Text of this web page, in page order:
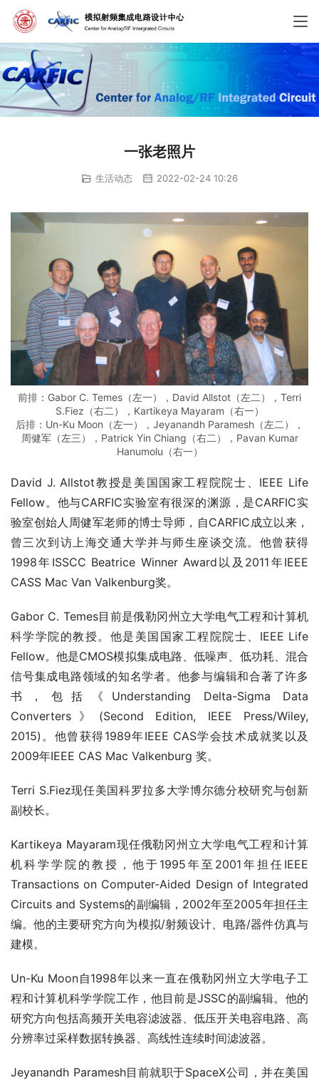
一张老照片
生活动态 2022-02-24 10:26
前排：Gabor C. Temes（左一），David Allstot（左二），Terri
S.Fiez（右二），Kartikeya Mayaram（右一）
后排：Un-Ku Moon（左一），Jeyanandh Paramesh（左二），
周健军（左三），Patrick Yin Chiang（右二），Pavan Kumar
Hanumolu（右一）
David J. Allstot教授是美国国家工程院院士、IEEE Life
Fellow。他与CARFIC实验室有很深的渊源，是CARFIC实
验室创始人周健军老师的博士导师，自CARFIC成立以来，
曾三次到访上海交通大学并与师生座谈交流。他曾获得
1998年ISSCC Beatrice Winner Award以及2011年IEEE
CASS Mac Van Valkenburg奖。
Gabor C. Temes目前是俄勒冈州立大学电气工程和计算机
科学学院的教授。他是美国国家工程院院士、IEEE Life
Fellow。他是CMOS模拟集成电路、低噪声、低功耗、混合
信号集成电路领域的知名学者。他参与编辑和合著了许多
书，包括《Understanding Delta-Sigma Data
Converters》(Second Edition, IEEE Press/Wiley,
2015)。他曾获得1989年IEEE CAS学会技术成就奖以及
2009年IEEE CAS Mac Valkenburg 奖。
Terri S.Fiez现任美国科罗拉多大学博尔德分校研究与创新
副校长。
Kartikeya Mayaram现任俄勒冈州立大学电气工程和计算
机科学学院的教授，他于1995年至2001年担任IEEE
Transactions on Computer-Aided Design of Integrated
Circuits and Systems的副编辑，2002年至2005年担任主
编。他的主要研究方向为模拟/射频设计、电路/器件仿真与
建模。
Un-Ku Moon自1998年以来一直在俄勒冈州立大学电子工
程和计算机科学学院工作，他目前是JSSC的副编辑。他的
研究方向包括高频开关电容滤波器、低压开关电容电路、高
分辨率过采样数据转换器、高线性连续时间滤波器。
Jeyanandh Paramesh目前就职于SpaceX公司，并在美国